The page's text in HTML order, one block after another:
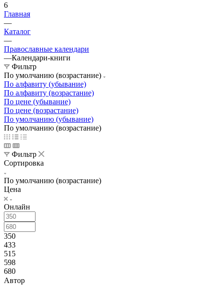
6
Главная
—
Каталог
—
Православные календари
—Календари-книги
Фильтр
По умолчанию (возрастание)
По алфавиту (убывание)
По алфавиту (возрастание)
По цене (убывание)
По цене (возрастание)
По умолчанию (убывание)
По умолчанию (возрастание)
Фильтр
Сортировка
По умолчанию (возрастание)
Цена
Онлайн
350
433
515
598
680
Автор